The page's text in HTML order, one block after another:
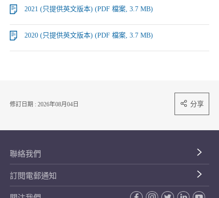
2021 (只提供英文版本) (PDF 檔案, 3.7 MB)
2020 (只提供英文版本) (PDF 檔案, 3.7 MB)
修訂日期 : 2026年08月04日 分享
聯絡我們
訂閱電郵通知